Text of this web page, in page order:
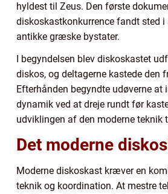
hyldest til Zeus. Den første
diskoskastkonkurrence fandt sted i
antikke græske bystater.
I begyndelsen blev diskoskastet
diskos, og deltagerne kastede den
Efterhånden begyndte udøverne at
dynamik ved at dreje rundt før
udviklingen af den moderne teknik
Det moderne
Moderne diskoskast kræver en
teknik og koordination. At mestre